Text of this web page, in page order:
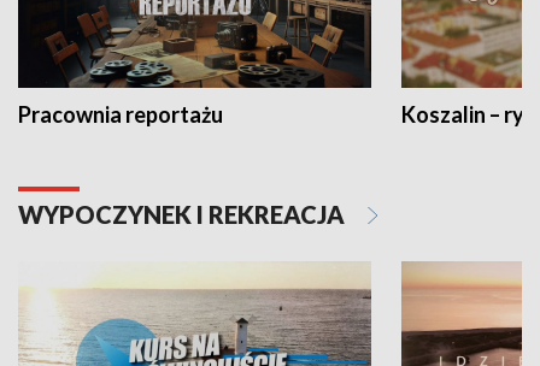
Pracownia reportażu Koszalin –
WYPOCZYNEK I REKREACJA